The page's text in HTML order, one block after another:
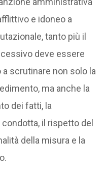
e idoneo a
tanto più il
deve essere
scrutinare non solo la
ma anche la
dei fatti, la
il rispetto del
della misura e la